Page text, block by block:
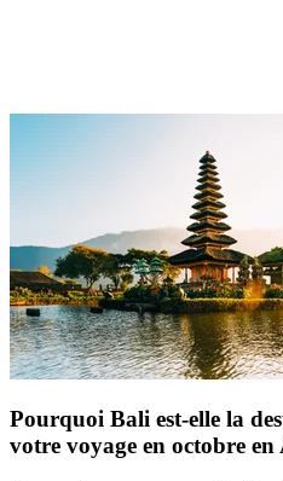
Pourquoi Bali est-elle la
votre voyage en octobre en